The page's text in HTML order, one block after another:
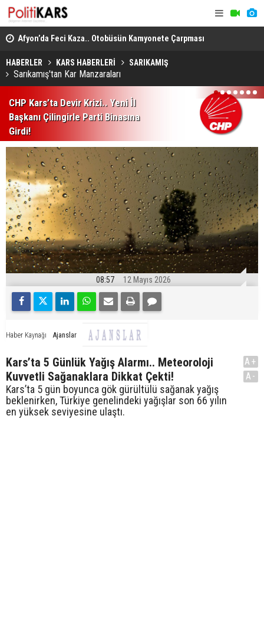
1’i Afyon’da Feci Kaza.. Otobüsün Kamyonete Çarpması
Sonucu 1 Kişi Öldü, 15 Kişi Yaralandı!
HABERLER KARS HABERLERİ SARIKAMIŞ
Sarıkamış'tan Kar Manzaraları
CHP Kars’ta Devir Krizi.. Yeni İl
Başkanı Çilingirle Parti Binasına
Girdi!
1 2 3 4 5 6 7
08:57 12 Mayıs 2026
Haber Kaynağı Ajanslar
Kars’ta 5 Günlük Yağış Alarmı.. Meteoroloji
Kuvvetli Sağanaklara Dikkat Çekti!
Kars’ta 5 gün boyunca gök gürültülü sağanak yağış
beklenirken, Türkiye genelindeki yağışlar son 66 yılın
en yüksek seviyesine ulaştı.
A+
A-